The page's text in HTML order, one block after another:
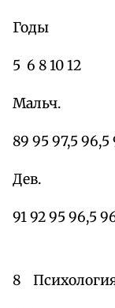
Годы
5 6 8 10 12
Мальч.
89 95 97,5 96,5
Дев.
91 92 95 96,5
8